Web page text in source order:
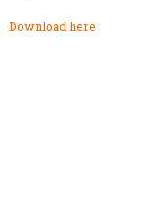
Download here